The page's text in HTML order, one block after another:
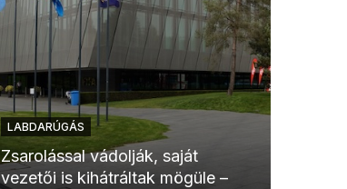
LABDARÚGÁS
Zsarolással vádolják, saját
vezetői is kihátráltak mögüle –